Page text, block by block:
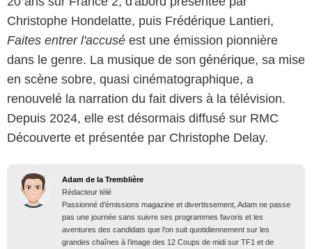
Christophe Hondelatte, puis Frédérique Lantieri,
Faites entrer l'accusé est une émission pionnière
dans le genre. La musique de son générique, sa mise
en scène sobre, quasi cinématographique, a
renouvelé la narration du fait divers à la télévision.
Depuis 2024, elle est désormais diffusé sur RMC
Découverte et présentée par Christophe Delay.
Adam de la Tremblière
Rédacteur télé
Passionné d’émissions magazine et divertissement, Adam ne passe
pas une journée sans suivre ses programmes favoris et les
aventures des candidats que l’on suit quotidiennement sur les
grandes chaînes à l’image des 12 Coups de midi sur TF1 et de